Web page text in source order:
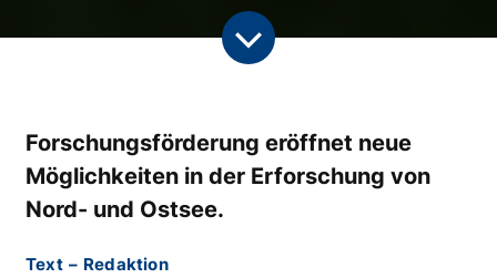
Forschungsförderung eröffnet neue
Möglichkeiten in der Erforschung von
Nord- und Ostsee.
Text – Redaktion